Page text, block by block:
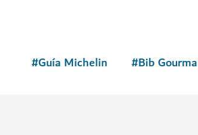
#Guía Michelin #Bib